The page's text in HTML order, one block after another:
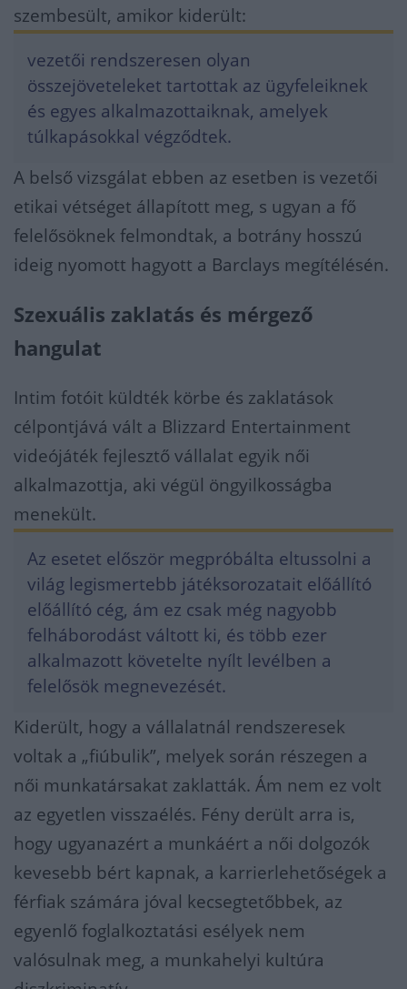
szembesült, amikor kiderült:
vezetői rendszeresen olyan
összejöveteleket tartottak az ügyfeleiknek
és egyes alkalmazottaiknak, amelyek
túlkapásokkal végződtek.
A belső vizsgálat ebben az esetben is vezetői
etikai vétséget állapított meg, s ugyan a fő
felelősöknek felmondtak, a botrány hosszú
ideig nyomott hagyott a Barclays megítélésén.
Szexuális zaklatás és mérgező
hangulat
Intim fotóit küldték körbe és zaklatások
célpontjává vált a Blizzard Entertainment
videójáték fejlesztő vállalat egyik női
alkalmazottja, aki végül öngyilkosságba
menekült.
Az esetet először megpróbálta eltussolni a
világ legismertebb játéksorozatait előállító
előállító cég, ám ez csak még nagyobb
felháborodást váltott ki, és több ezer
alkalmazott követelte nyílt levélben a
felelősök megnevezését.
Kiderült, hogy a vállalatnál rendszeresek
voltak a „fiúbulik”, melyek során részegen a
női munkatársakat zaklatták. Ám nem ez volt
az egyetlen visszaélés. Fény derült arra is,
hogy ugyanazért a munkáért a női dolgozók
kevesebb bért kapnak, a karrierlehetőségek a
férfiak számára jóval kecsegtetőbbek, az
egyenlő foglalkoztatási esélyek nem
valósulnak meg, a munkahelyi kultúra